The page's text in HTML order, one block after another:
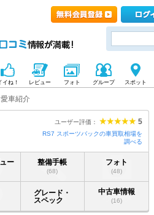
イね！ レビュー フォト グループ スポット
愛車紹介
ユーザー評価： 5
RS7 スポーツバックの車買取相場を
調べる
ー 整備手帳
(68)
フォト
(48)
グレード・
スペック
中古車情報
(16)